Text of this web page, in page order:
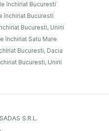
închiriat Bucuresti
închiriat Bucuresti
Bucuresti, Unirii
închiriat Satu Mare
Bucuresti, Dacia
Bucuresti, Unirii
S.R.L.